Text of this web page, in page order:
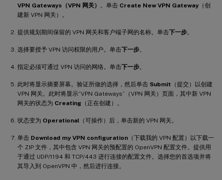
VPN Gateways（VPN 网关） 。单击 Create New VPN Gateway （创
建新 VPN 网关）。
提供规划期间保留的 VPN 网关和客户端子网的名称。单击下一步。
选择要授予 VPN 访问权限的用户。单击下一步。
指定必须可通过 VPN 访问的网络。单击下一步。
此时将显示摘要屏幕。验证所做的选择，然后单击 Submit （提交）以创建
VPN 网关。此时将显示“VPN Gateways”（VPN 网关）页面，其中新 VPN
网关的状态为 Creating （正在创建）。
状态变为 Operational （可操作）后，单击新的 VPN 网关。
单击 Download my VPN configuration （下载我的 VPN 配置）以下载一
个 ZIP 文件，其中包含 VPN 网关的预配置的 OpenVPN 配置文件。提供用
于通过 UDP/1194 和 TCP/443 进行连接的配置文件。选择您的首选项并将
其导入到 OpenVPN 中，然后进行连接。